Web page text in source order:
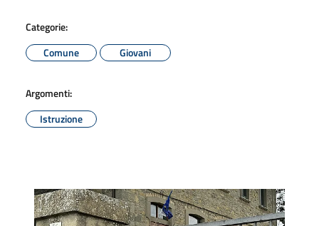
Categorie:
Comune
Giovani
Argomenti:
Istruzione